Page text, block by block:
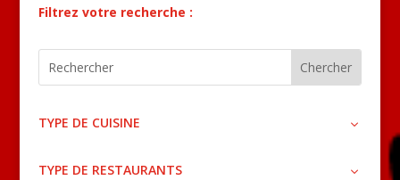
Filtrez votre recherche :
TYPE DE CUISINE
TYPE DE RESTAURANTS